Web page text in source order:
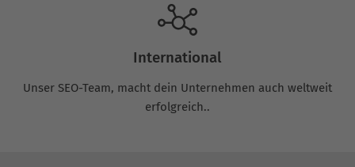
International
Unser SEO-Team, macht dein Unternehmen auch weltweit
erfolgreich..